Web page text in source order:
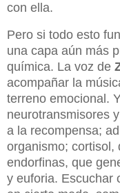
con ella.
Pero si todo esto
una capa aún más
química. La voz de
acompañar la
terreno emocional.
neurotransmisores
a la recompensa;
organismo; cortisol,
endorfinas, que
y euforia. Escuchar